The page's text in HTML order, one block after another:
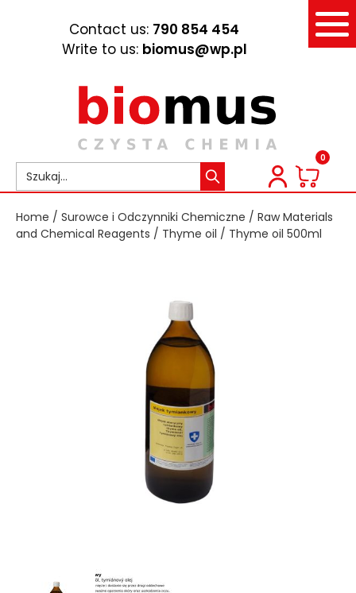
Contact us: 790 854 454
Write to us: biomus@wp.pl
0
Home / Surowce i Odczynniki Chemiczne / Raw Materials
and Chemical Reagents / Thyme oil / Thyme oil 500ml